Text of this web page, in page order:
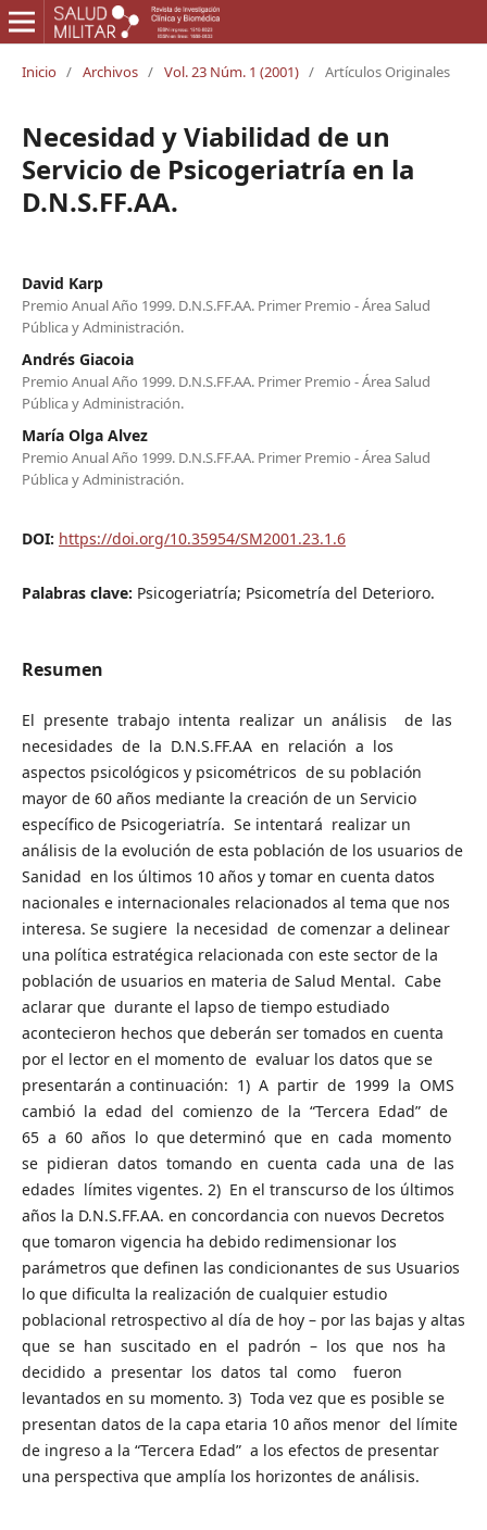
Inicio / Archivos / Vol. 23 Núm. 1 (2001) / Artículos Originales
Necesidad y Viabilidad de un
Servicio de Psicogeriatría en la
D.N.S.FF.AA.
David Karp
Premio Anual Año 1999. D.N.S.FF.AA. Primer Premio - Área Salud
Pública y Administración.
Andrés Giacoia
Premio Anual Año 1999. D.N.S.FF.AA. Primer Premio - Área Salud
Pública y Administración.
María Olga Alvez
Premio Anual Año 1999. D.N.S.FF.AA. Primer Premio - Área Salud
Pública y Administración.
DOI: https://doi.org/10.35954/SM2001.23.1.6
Palabras clave: Psicogeriatría; Psicometría del Deterioro.
Resumen
El presente trabajo intenta realizar un análisis de las
necesidades de la D.N.S.FF.AA en relación a los
aspectos psicológicos y psicométricos de su población
mayor de 60 años mediante la creación de un Servicio
específico de Psicogeriatría. Se intentará realizar un
análisis de la evolución de esta población de los usuarios de
Sanidad en los últimos 10 años y tomar en cuenta datos
nacionales e internacionales relacionados al tema que nos
interesa. Se sugiere la necesidad de comenzar a delinear
una política estratégica relacionada con este sector de la
población de usuarios en materia de Salud Mental. Cabe
aclarar que durante el lapso de tiempo estudiado
acontecieron hechos que deberán ser tomados en cuenta
por el lector en el momento de evaluar los datos que se
presentarán a continuación: 1) A partir de 1999 la OMS
cambió la edad del comienzo de la “Tercera Edad” de
65 a 60 años lo que determinó que en cada momento
se pidieran datos tomando en cuenta cada una de las
edades límites vigentes. 2) En el transcurso de los últimos
años la D.N.S.FF.AA. en concordancia con nuevos Decretos
que tomaron vigencia ha debido redimensionar los
parámetros que definen las condicionantes de sus Usuarios
lo que dificulta la realización de cualquier estudio
poblacional retrospectivo al día de hoy – por las bajas y altas
que se han suscitado en el padrón – los que nos ha
decidido a presentar los datos tal como fueron
levantados en su momento. 3) Toda vez que es posible se
presentan datos de la capa etaria 10 años menor del límite
de ingreso a la “Tercera Edad” a los efectos de presentar
una perspectiva que amplía los horizontes de análisis.